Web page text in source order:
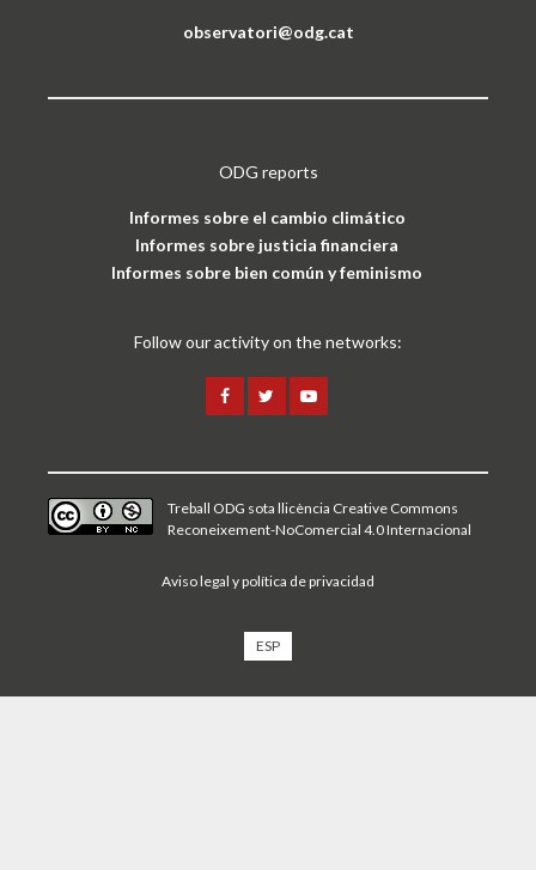
observatori@odg.cat
ODG reports
Informes sobre el cambio climático
Informes sobre justicia financiera
Informes sobre bien común y feminismo
Follow our activity on the networks:
Treball ODG sota llicència Creative Commons
Reconeixement-NoComercial 4.0 Internacional
Aviso legal y política de privacidad
ESP